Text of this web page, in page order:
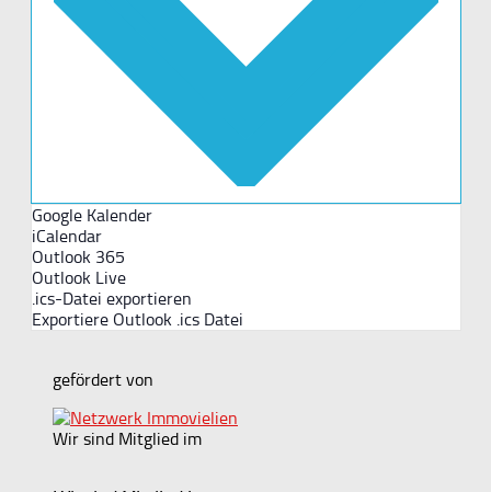
Google Kalender
iCalendar
Outlook 365
Outlook Live
.ics-Datei exportieren
Exportiere Outlook .ics Datei
gefördert von
Wir sind Mitglied im